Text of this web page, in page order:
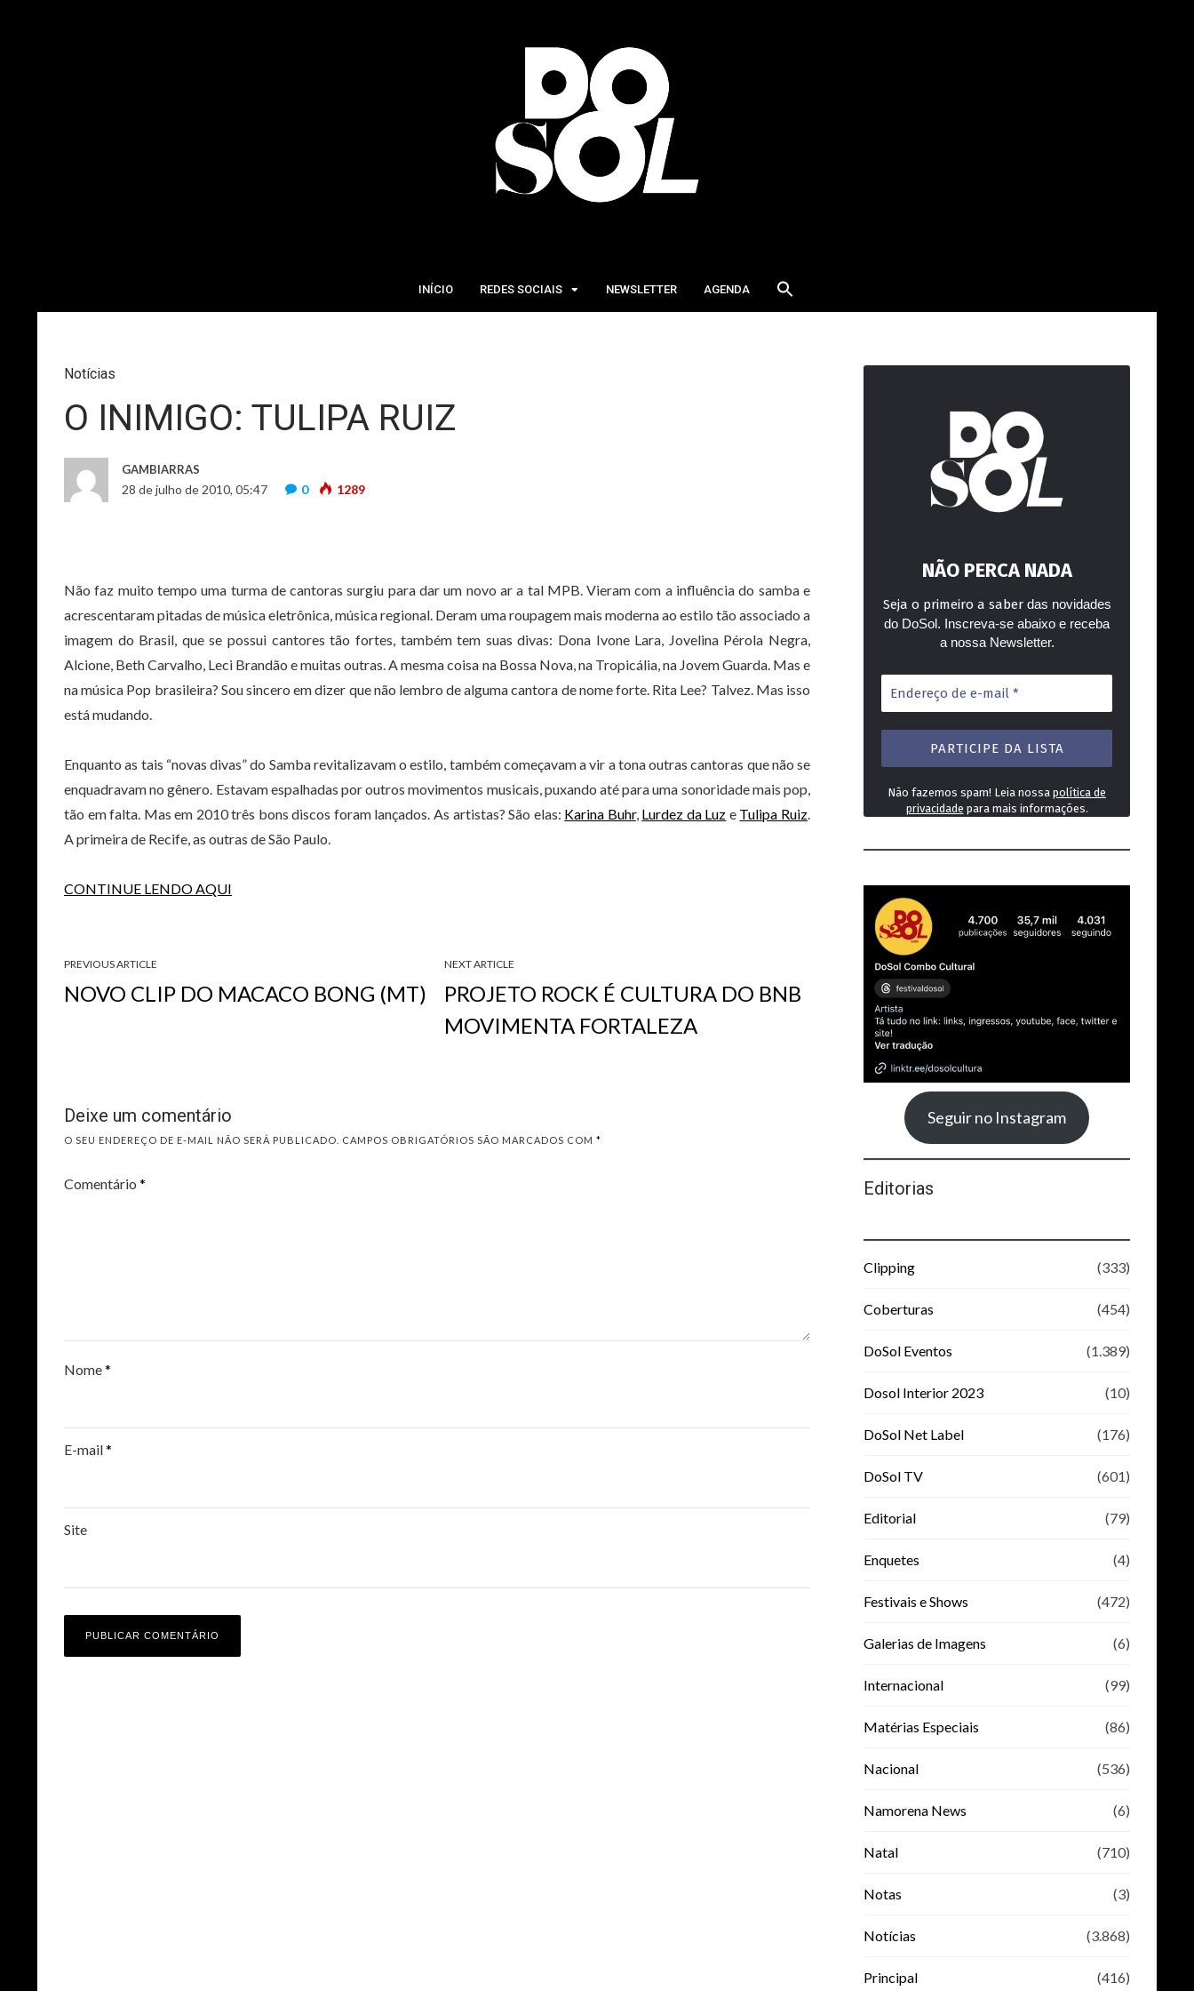
INÍCIO REDES SOCIAIS NEWSLETTER AGENDA
Notícias
O INIMIGO: TULIPA RUIZ
GAMBIARRAS
28 de julho de 2010, 05:47 0 1289
Não faz muito tempo uma turma de cantoras surgiu para dar um novo ar a tal MPB. Vieram com a influência do samba e
acrescentaram pitadas de música eletrônica, música regional. Deram uma roupagem mais moderna ao estilo tão associado a
imagem do Brasil, que se possui cantores tão fortes, também tem suas divas: Dona Ivone Lara, Jovelina Pérola Negra,
Alcione, Beth Carvalho, Leci Brandão e muitas outras. A mesma coisa na Bossa Nova, na Tropicália, na Jovem Guarda. Mas e
na música Pop brasileira? Sou sincero em dizer que não lembro de alguma cantora de nome forte. Rita Lee? Talvez. Mas isso
está mudando.
Enquanto as tais “novas divas” do Samba revitalizavam o estilo, também começavam a vir a tona outras cantoras que não se
enquadravam no gênero. Estavam espalhadas por outros movimentos musicais, puxando até para uma sonoridade mais pop,
tão em falta. Mas em 2010 três bons discos foram lançados. As artistas? São elas: Karina Buhr, Lurdez da Luz e Tulipa Ruiz.
A primeira de Recife, as outras de São Paulo.
CONTINUE LENDO AQUI
PREVIOUS ARTICLE
NOVO CLIP DO MACACO BONG (MT)
NEXT ARTICLE
PROJETO ROCK É CULTURA DO BNB
MOVIMENTA FORTALEZA
Deixe um comentário
O SEU ENDEREÇO DE E-MAIL NÃO SERÁ PUBLICADO. CAMPOS OBRIGATÓRIOS SÃO MARCADOS COM *
Comentário *
Nome*
E-mail*
Site
NÃO PERCA NADA
Seja o primeiro a saberdas novidades
do DoSol. Inscreva-se abaixo e receba
a nossa Newsletter.
Endereço
de
e-
mail
Não fazemos spam! Leia nossa política de
privacidade para mais informações.
Seguir no Instagram
Editorias
Clipping (333)
Coberturas (454)
DoSol Eventos (1.389)
Dosol Interior 2023 (10)
DoSol Net Label (176)
DoSol TV (601)
Editorial (79)
Enquetes (4)
Festivais e Shows (472)
Galerias de Imagens (6)
Internacional (99)
Matérias Especiais (86)
Nacional (536)
Namorena News (6)
Natal (710)
Notas (3)
Notícias (3.868)
Principal (416)